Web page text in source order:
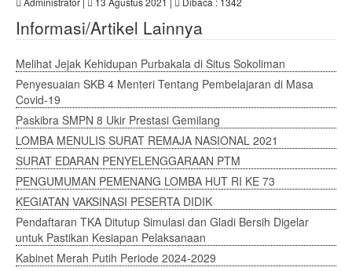
Informasi/Artikel Lainnya
Melihat Jejak Kehidupan Purbakala di Situs Sokoliman
Penyesuaian SKB 4 Menteri Tentang Pembelajaran di Masa
Covid-19
Paskibra SMPN 8 Ukir Prestasi Gemilang
LOMBA MENULIS SURAT REMAJA NASIONAL 2021
SURAT EDARAN PENYELENGGARAAN PTM
PENGUMUMAN PEMENANG LOMBA HUT RI KE 73
KEGIATAN VAKSINASI PESERTA DIDIK
Pendaftaran TKA Ditutup Simulasi dan Gladi Bersih Digelar
untuk Pastikan Kesiapan Pelaksanaan
Kabinet Merah Putih Periode 2024-2029